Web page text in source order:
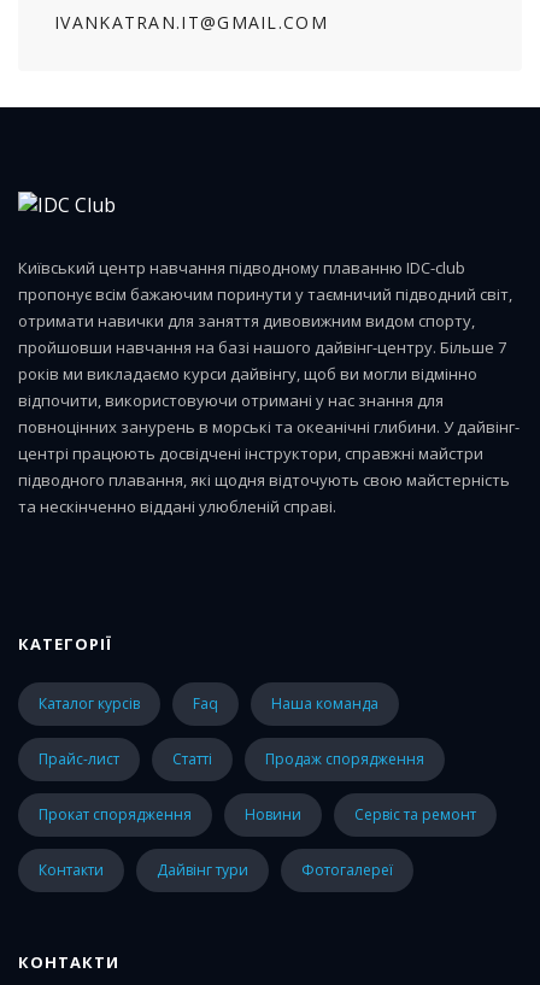
IVANKATRAN.IT@GMAIL.COM
Київський центр навчання підводному плаванню IDC-club
пропонує всім бажаючим поринути у таємничий підводний світ,
отримати навички для заняття дивовижним видом спорту,
пройшовши навчання на базі нашого дайвінг-центру. Більше 7
років ми викладаємо курси дайвінгу, щоб ви могли відмінно
відпочити, використовуючи отримані у нас знання для
повноцінних занурень в морські та океанічні глибини. У дайвінг-
центрі працюють досвідчені інструктори, справжні майстри
підводного плавання, які щодня відточують свою майстерність
та нескінченно віддані улюбленій справі.
КАТЕГОРІЇ
каталог курсів faq наша команда
прайс-лист статті Продаж спорядження
Прокат спорядження Новини Сервіс та ремонт
Контакти Дайвінг тури Фотогалереї
КОНТАКТИ